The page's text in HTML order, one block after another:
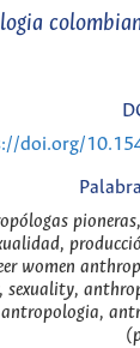
doi.org/
women
sexuality,